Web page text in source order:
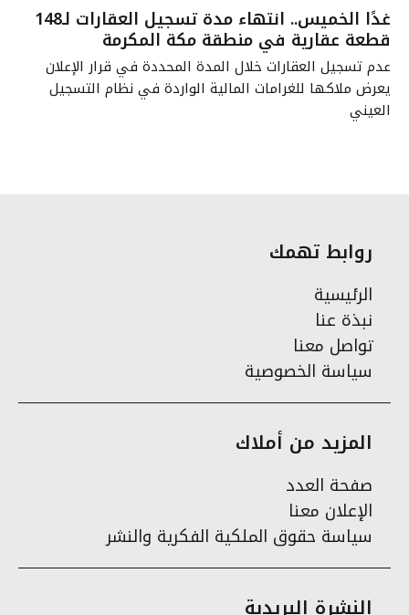
غدًا الخميس.. انتهاء مدة تسجيل العقارات لـ148
قطعة عقارية في منطقة مكة المكرمة
عدم تسجيل العقارات خلال المدة المحددة في قرار الإعلان
يعرض ملاكها للغرامات المالية الواردة في نظام التسجيل
العيني
روابط تهمك
الرئيسية
نبذة عنا
تواصل معنا
سياسة الخصوصية
المزيد من أملاك
صفحة العدد
الإعلان معنا
سياسة حقوق الملكية الفكرية والنشر
النشرة البريدية